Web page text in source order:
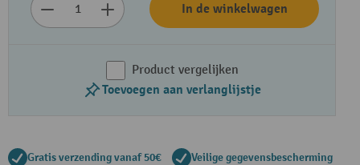
In de winkelwagen
Product vergelijken
Toevoegen aan verlanglijstje
Gratis verzending vanaf 50€ Veilige gegevensbescherming